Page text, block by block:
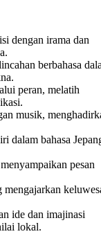
dengan irama dan
berbahasa
peran, melatih
musik,
dalam bahasa
pesan
mengajarkan
ide dan imajinasi
lokal.